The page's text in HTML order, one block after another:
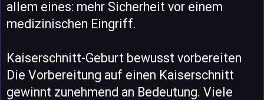
allem eines: mehr Sicherheit vor einem
medizinischen Eingriff.
Kaiserschnitt-Geburt bewusst vorbereiten
Die Vorbereitung auf einen Kaiserschnitt
gewinnt zunehmend an Bedeutung. Viele